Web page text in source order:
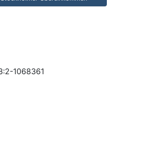
1068361